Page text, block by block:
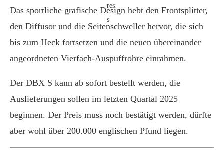
Das sportliche grafische Design hebt den Frontsplitter,
den Diffusor und die Seitenschweller hervor, die sich
bis zum Heck fortsetzen und die neuen übereinander
angeordneten Vierfach-Auspuffrohre einrahmen.
Der DBX S kann ab sofort bestellt werden, die
Auslieferungen sollen im letzten Quartal 2025
beginnen. Der Preis muss noch bestätigt werden, dürfte
aber wohl über 200.000 englischen Pfund liegen.